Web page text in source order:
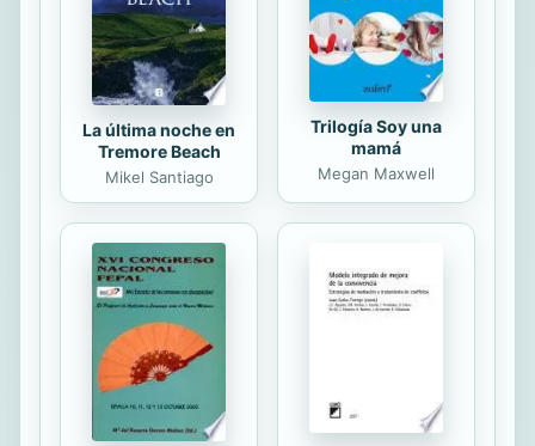
La última noche en
Tremore Beach
Mikel Santiago
Trilogía Soy una
mamá
Megan Maxwell